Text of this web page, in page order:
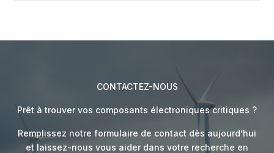
CONTACTEZ-NOUS
Prêt à trouver vos composants électroniques critiques ?
Remplissez notre formulaire de contact dès aujourd’hui
et laissez-nous vous aider dans votre recherche en